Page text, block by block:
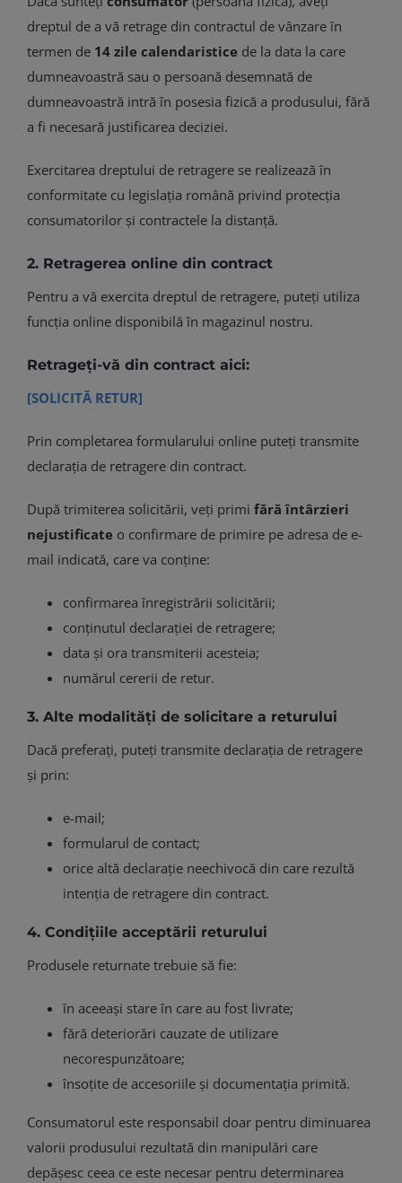
dreptul de a vă retrage din contractul de vânzare în
termen de 14 zile calendaristice de la data la care
dumneavoastră sau o persoană desemnată de
dumneavoastră intră în posesia fizică a produsului, fără
a fi necesară justificarea deciziei.
Exercitarea dreptului de retragere se realizează în
conformitate cu legislația română privind protecția
consumatorilor și contractele la distanță.
2. Retragerea online din contract
Pentru a vă exercita dreptul de retragere, puteți utiliza
funcția online disponibilă în magazinul nostru.
Retrageți-vă din contract aici:
[SOLICITĂ RETUR]
Prin completarea formularului online puteți transmite
declarația de retragere din contract.
După trimiterea solicitării, veți primi fără întârzieri
nejustificate o confirmare de primire pe adresa de e-
mail indicată, care va conține:
confirmarea înregistrării solicitării;
conținutul declarației de retragere;
data și ora transmiterii acesteia;
numărul cererii de retur.
3. Alte modalități de solicitare a returului
Dacă preferați, puteți transmite declarația de retragere
și prin:
e-mail;
formularul de contact;
orice altă declarație neechivocă din care rezultă
intenția de retragere din contract.
4. Condițiile acceptării returului
Produsele returnate trebuie să fie:
în aceeași stare în care au fost livrate;
fără deteriorări cauzate de utilizare
necorespunzătoare;
însoțite de accesoriile și documentația primită.
Consumatorul este responsabil doar pentru diminuarea
valorii produsului rezultată din manipulări care
depășesc ceea ce este necesar pentru determinarea